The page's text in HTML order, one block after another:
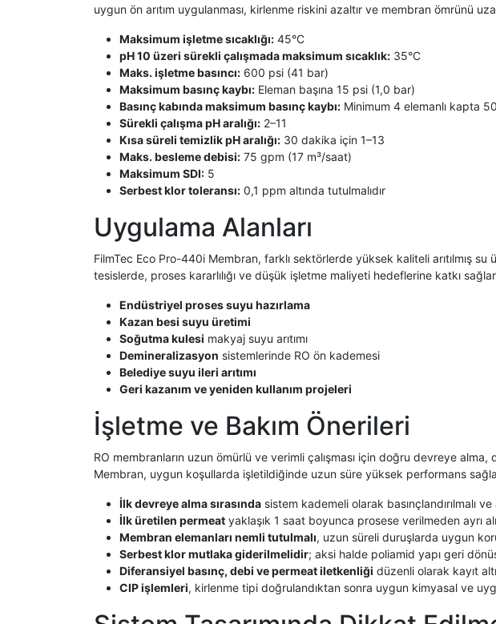
uygun ön arıtım uygulanması, kirlenme riskini azaltır ve membran ömrünü
Maksimum işletme sıcaklığı: 45°C
pH 10 üzeri sürekli çalışmada maksimum sıcaklık: 35°C
Maks. işletme basıncı: 600 psi (41 bar)
Maksimum basınç kaybı: Eleman başına 15 psi (1,0 bar)
Basınç kabında maksimum basınç kaybı: Minimum 4 elemanlı kapta
Sürekli çalışma pH aralığı: 2–11
Kısa süreli temizlik pH aralığı: 30 dakika için 1–13
Maks. besleme debisi: 75 gpm (17 m³/saat)
Maksimum SDI: 5
Serbest klor toleransı: 0,1 ppm altında tutulmalıdır
Uygulama Alanları
FilmTec Eco Pro-440i Membran, farklı sektörlerde yüksek kaliteli arıtılmış
tesislerde, proses kararlılığı ve düşük işletme maliyeti hedeflerine katkı
Endüstriyel proses suyu hazırlama
Kazan besi suyu üretimi
Soğutma kulesi makyaj suyu arıtımı
Demineralizasyon sistemlerinde RO ön kademesi
Belediye suyu ileri arıtımı
Geri kazanım ve yeniden kullanım projeleri
İşletme ve Bakım Önerileri
RO membranların uzun ömürlü ve verimli çalışması için doğru devreye
Membran, uygun koşullarda işletildiğinde uzun süre yüksek performans
İlk devreye alma sırasında sistem kademeli olarak basınçlandırılmalı
İlk üretilen permeat yaklaşık 1 saat boyunca prosese verilmeden ayrı
Membran elemanları nemli tutulmalı, uzun süreli duruşlarda uygun
Serbest klor mutlaka giderilmelidir; aksi halde poliamid yapı geri
Diferansiyel basınç, debi ve permeat iletkenliği düzenli olarak kayıt
CIP işlemleri, kirlenme tipi doğrulandıktan sonra uygun kimyasal ve